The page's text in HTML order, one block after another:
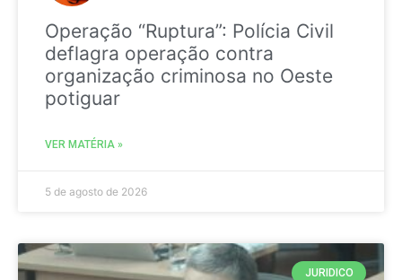
Operação “Ruptura”: Polícia Civil
deflagra operação contra
organização criminosa no Oeste
potiguar
VER MATÉRIA »
5 de agosto de 2026
JURIDICO